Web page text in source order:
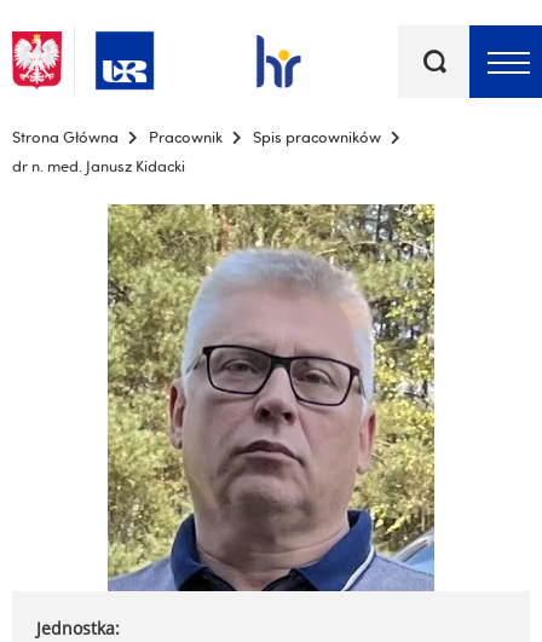
kluczowe
Menu - górna belka
Strona Główna Pracownik
Spis pracowników
dr n. med. Janusz Kidacki
Jednostka: